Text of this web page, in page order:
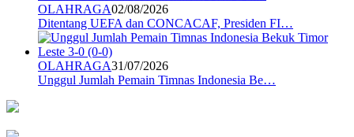
OLAHRAGA02/08/2026
Ditentang UEFA dan CONCACAF, Presiden FI…
OLAHRAGA31/07/2026
Unggul Jumlah Pemain Timnas Indonesia Be…